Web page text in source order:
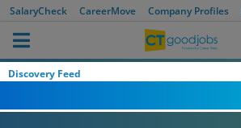
SalaryCheck CareerMove Company Profiles
Discovery Feed